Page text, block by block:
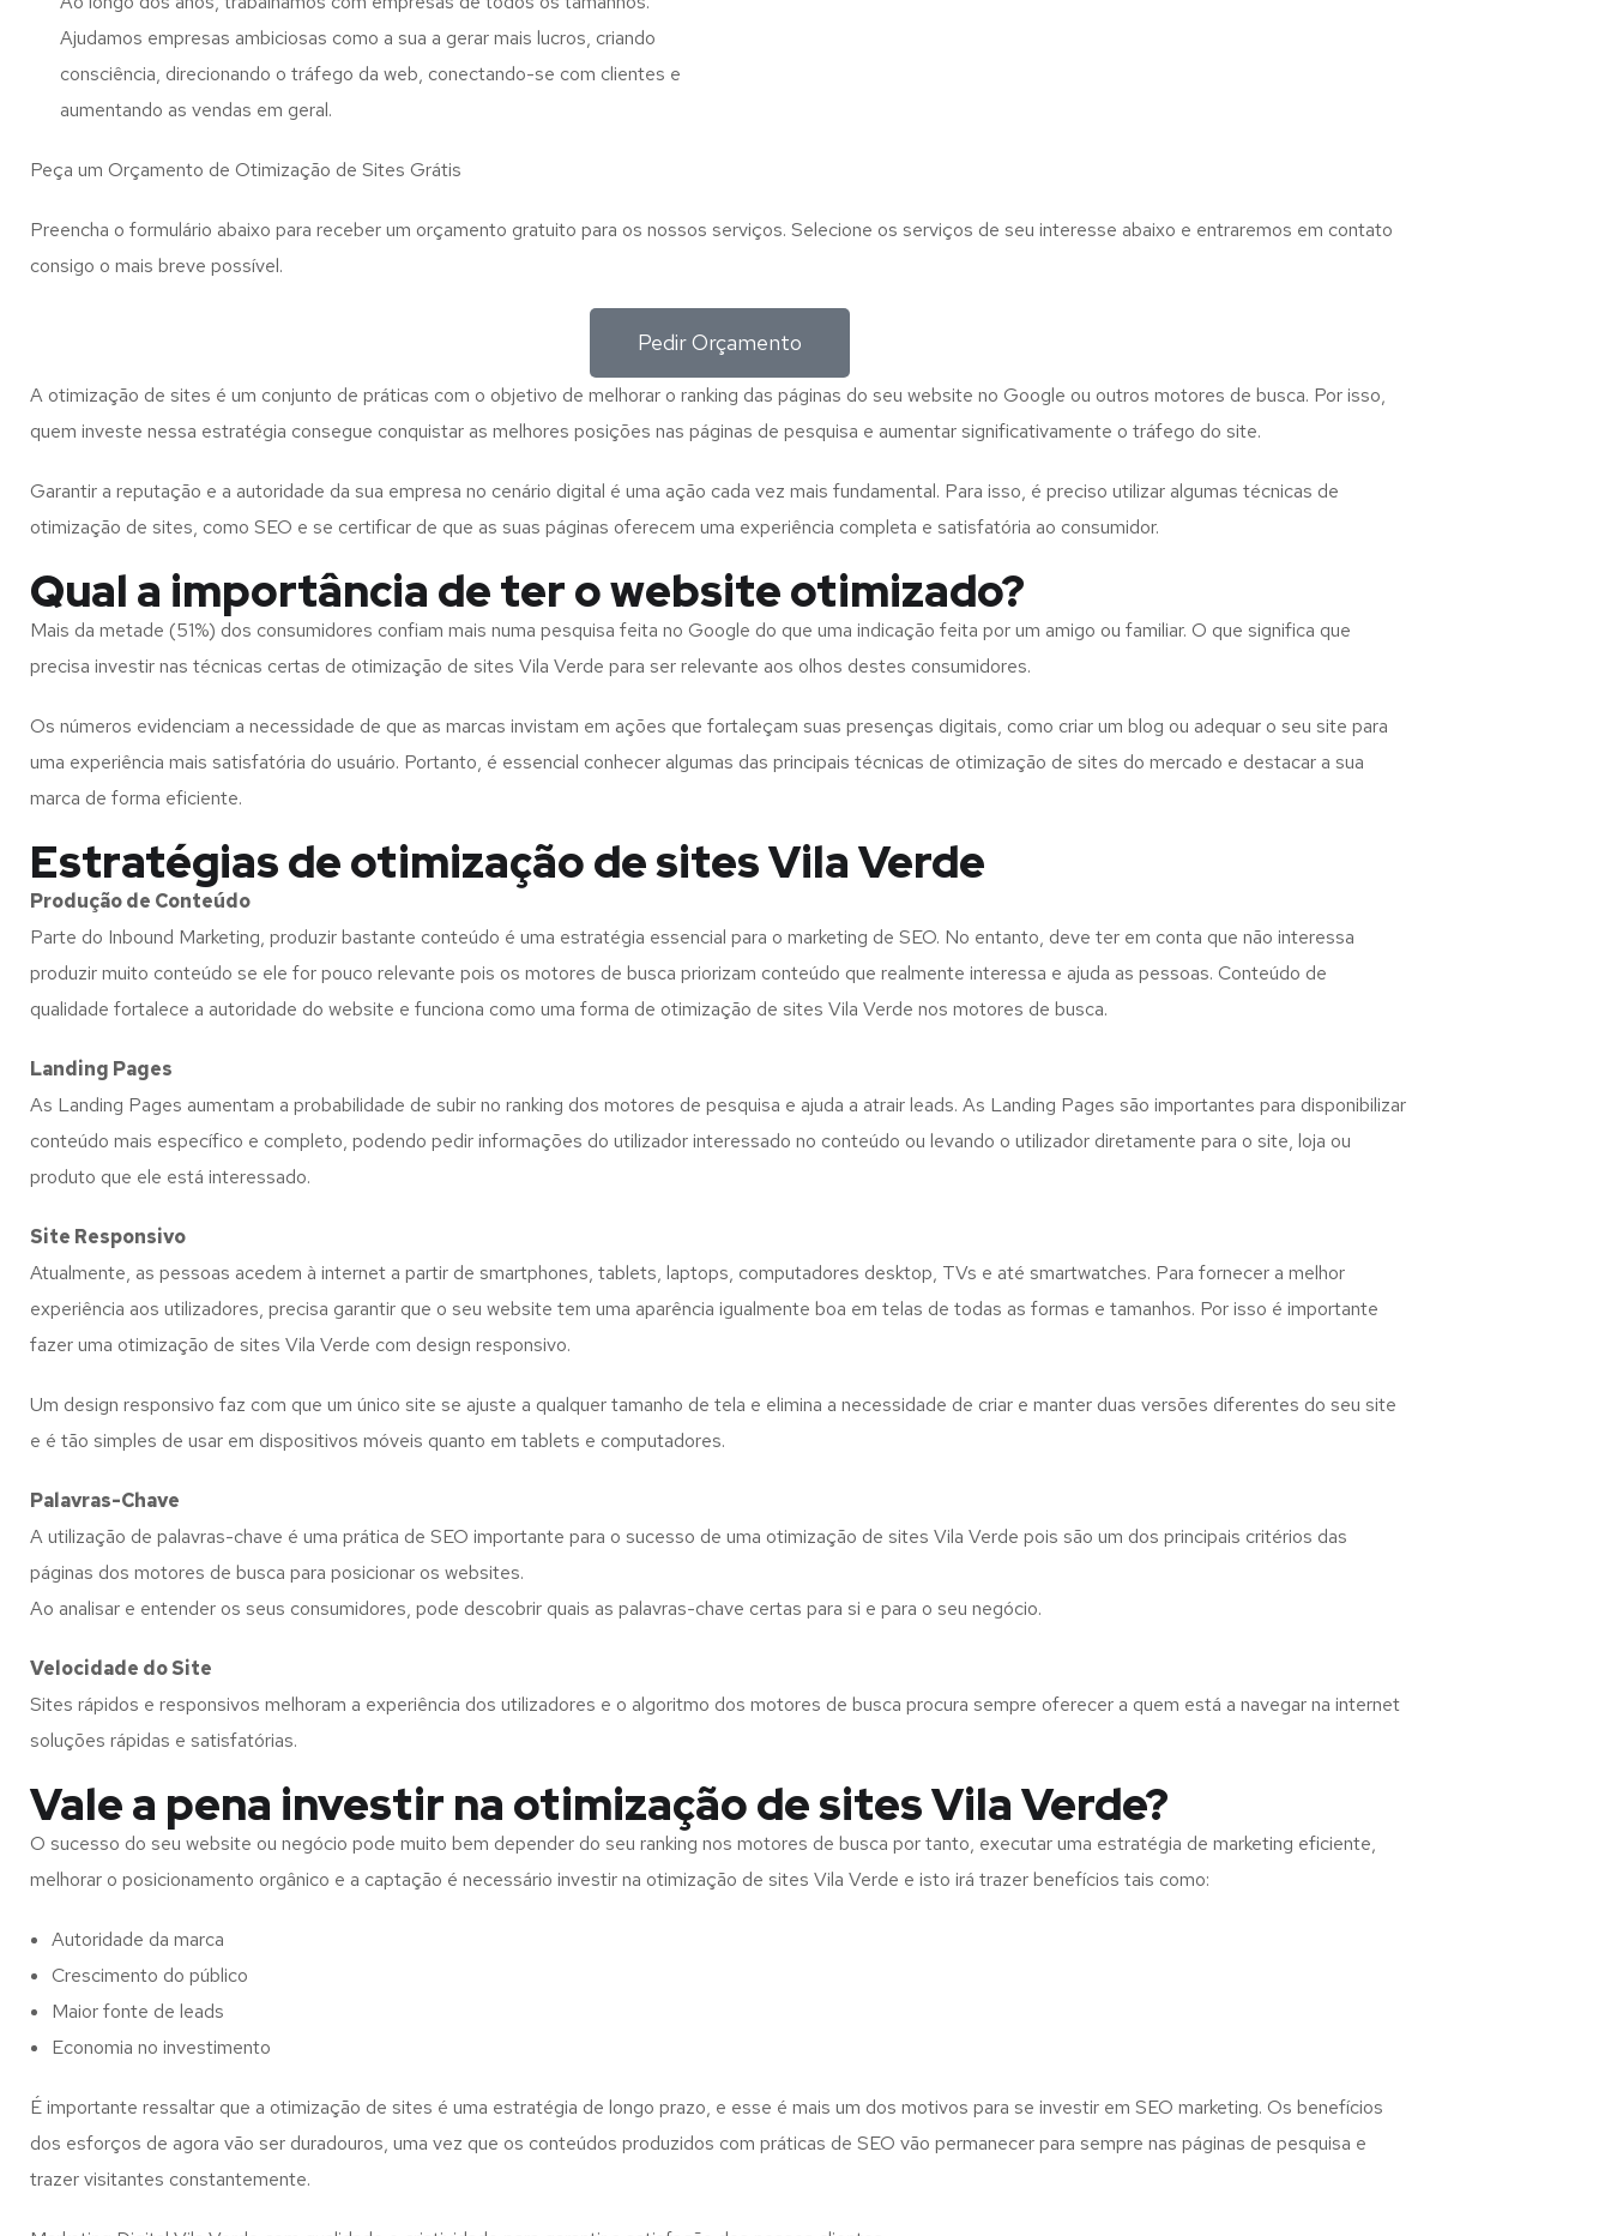
Ajudamos empresas ambiciosas como a sua a gerar mais lucros, criando
consciência, direcionando o tráfego da web, conectando-se com clientes e
aumentando as vendas em geral.
Peça um Orçamento de Otimização de Sites Grátis
Preencha o formulário abaixo para receber um orçamento gratuito para os nossos serviços. Selecione os serviços de seu interesse abaixo e entraremos em contato
consigo o mais breve possível.
Pedir Orçamento
A otimização de sites é um conjunto de práticas com o objetivo de melhorar o ranking das páginas do seu website no Google ou outros motores de busca. Por isso,
quem investe nessa estratégia consegue conquistar as melhores posições nas páginas de pesquisa e aumentar significativamente o tráfego do site.
Garantir a reputação e a autoridade da sua empresa no cenário digital é uma ação cada vez mais fundamental. Para isso, é preciso utilizar algumas técnicas de
otimização de sites, como SEO e se certificar de que as suas páginas oferecem uma experiência completa e satisfatória ao consumidor.
Qual a importância de ter o website otimizado?
Mais da metade (51%) dos consumidores confiam mais numa pesquisa feita no Google do que uma indicação feita por um amigo ou familiar. O que significa que
precisa investir nas técnicas certas de otimização de sites Vila Verde para ser relevante aos olhos destes consumidores.
Os números evidenciam a necessidade de que as marcas invistam em ações que fortaleçam suas presenças digitais, como criar um blog ou adequar o seu site para
uma experiência mais satisfatória do usuário. Portanto, é essencial conhecer algumas das principais técnicas de otimização de sites do mercado e destacar a sua
marca de forma eficiente.
Estratégias de otimização de sites Vila Verde
Produção de Conteúdo
Parte do Inbound Marketing, produzir bastante conteúdo é uma estratégia essencial para o marketing de SEO. No entanto, deve ter em conta que não interessa
produzir muito conteúdo se ele for pouco relevante pois os motores de busca priorizam conteúdo que realmente interessa e ajuda as pessoas. Conteúdo de
qualidade fortalece a autoridade do website e funciona como uma forma de otimização de sites Vila Verde nos motores de busca.
Landing Pages
As Landing Pages aumentam a probabilidade de subir no ranking dos motores de pesquisa e ajuda a atrair leads. As Landing Pages são importantes para disponibilizar
conteúdo mais específico e completo, podendo pedir informações do utilizador interessado no conteúdo ou levando o utilizador diretamente para o site, loja ou
produto que ele está interessado.
Site Responsivo
Atualmente, as pessoas acedem à internet a partir de smartphones, tablets, laptops, computadores desktop, TVs e até smartwatches. Para fornecer a melhor
experiência aos utilizadores, precisa garantir que o seu website tem uma aparência igualmente boa em telas de todas as formas e tamanhos. Por isso é importante
fazer uma otimização de sites Vila Verde com design responsivo.
Um design responsivo faz com que um único site se ajuste a qualquer tamanho de tela e elimina a necessidade de criar e manter duas versões diferentes do seu site
e é tão simples de usar em dispositivos móveis quanto em tablets e computadores.
Palavras-Chave
A utilização de palavras-chave é uma prática de SEO importante para o sucesso de uma otimização de sites Vila Verde pois são um dos principais critérios das
páginas dos motores de busca para posicionar os websites.
Ao analisar e entender os seus consumidores, pode descobrir quais as palavras-chave certas para si e para o seu negócio.
Velocidade do Site
Sites rápidos e responsivos melhoram a experiência dos utilizadores e o algoritmo dos motores de busca procura sempre oferecer a quem está a navegar na internet
soluções rápidas e satisfatórias.
Vale a pena investir na otimização de sites Vila Verde?
O sucesso do seu website ou negócio pode muito bem depender do seu ranking nos motores de busca por tanto, executar uma estratégia de marketing eficiente,
melhorar o posicionamento orgânico e a captação é necessário investir na otimização de sites Vila Verde e isto irá trazer benefícios tais como:
Autoridade da marca
Crescimento do público
Maior fonte de leads
Economia no investimento
É importante ressaltar que a otimização de sites é uma estratégia de longo prazo, e esse é mais um dos motivos para se investir em SEO marketing. Os benefícios
dos esforços de agora vão ser duradouros, uma vez que os conteúdos produzidos com práticas de SEO vão permanecer para sempre nas páginas de pesquisa e
trazer visitantes constantemente.